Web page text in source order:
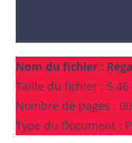
Nom du fichier :
Taille du fichier : 5.46
Nombre de pages :
Type du Document :